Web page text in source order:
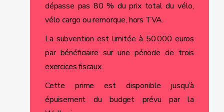
dépasse pas 80 % du prix total du vélo,
vélo cargo ou remorque, hors TVA.
La subvention est limitée à 50.000 euros
par bénéficiaire sur une période de trois
exercices fiscaux.
Cette prime est disponible jusqu’à
épuisement du budget prévu par la